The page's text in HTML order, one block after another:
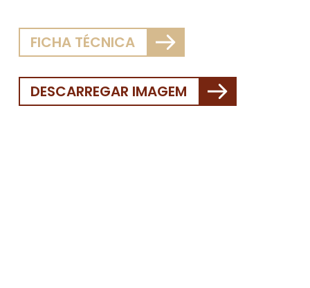
FICHA TÉCNICA
DESCARREGAR IMAGEM